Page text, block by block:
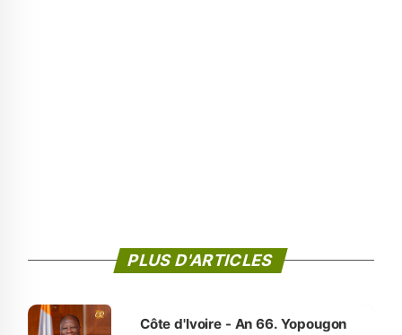
PLUS D'ARTICLES
Côte d'Ivoire - An 66. Yopougon